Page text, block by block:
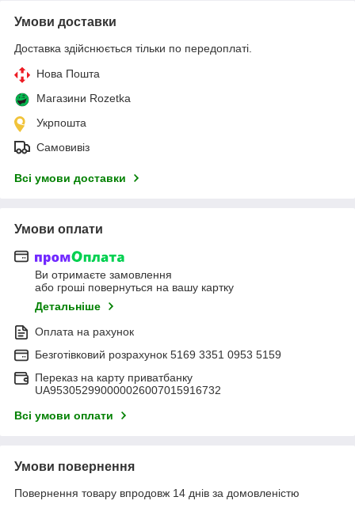
Умови доставки
Доставка здійснюється тільки по передоплаті.
Нова Пошта
Магазини Rozetka
Укрпошта
Самовивіз
Всі умови доставки
Умови оплати
Ви отримаєте замовлення
або гроші повернуться на вашу картку
Детальніше
Оплата на рахунок
Безготівковий розрахунок 5169 3351 0953 5159
Переказ на карту приватбанку
UA953052990000026007015916732
Всі умови оплати
Умови повернення
Повернення товару впродовж 14 днів за домовленістю